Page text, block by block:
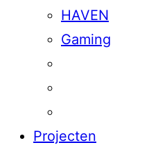
HAVEN
Gaming
Projecten